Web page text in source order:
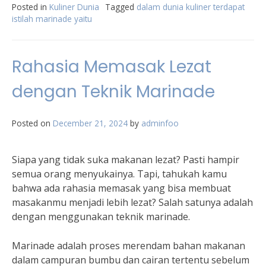
Posted in Kuliner Dunia Tagged dalam dunia kuliner terdapat
istilah marinade yaitu
Rahasia Memasak Lezat
dengan Teknik Marinade
Posted on December 21, 2024 by adminfoo
Siapa yang tidak suka makanan lezat? Pasti hampir
semua orang menyukainya. Tapi, tahukah kamu
bahwa ada rahasia memasak yang bisa membuat
masakanmu menjadi lebih lezat? Salah satunya adalah
dengan menggunakan teknik marinade.
Marinade adalah proses merendam bahan makanan
dalam campuran bumbu dan cairan tertentu sebelum